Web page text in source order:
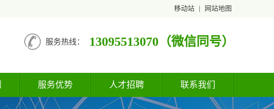
移动站 网站地图
服务热线： 13095513070（微信同号）
服务优势 人才招聘 联系我们